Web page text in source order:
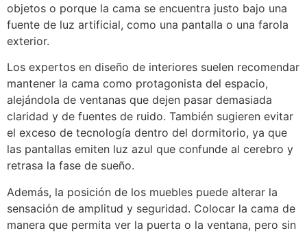
objetos o porque la cama se encuentra justo bajo una
fuente de luz artificial, como una pantalla o una farola
exterior.
Los expertos en diseño de interiores suelen recomendar
mantener la cama como protagonista del espacio,
alejándola de ventanas que dejen pasar demasiada
claridad y de fuentes de ruido. También sugieren evitar
el exceso de tecnología dentro del dormitorio, ya que
las pantallas emiten luz azul que confunde al cerebro y
retrasa la fase de sueño.
Además, la posición de los muebles puede alterar la
sensación de amplitud y seguridad. Colocar la cama de
manera que permita ver la puerta o la ventana, pero sin